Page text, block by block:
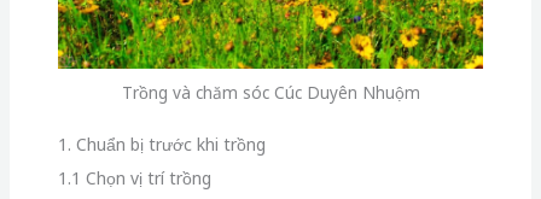
Trồng và chăm sóc Cúc Duyên Nhuộm
1. Chuẩn bị trước khi trồng
1.1 Chọn vị trí trồng